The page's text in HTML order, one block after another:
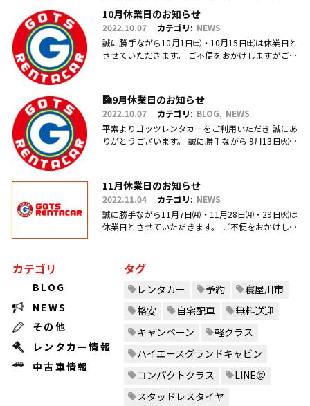
りがとうございます(.....
10月休業日のお知らせ
2022.10.07 カテゴリ: NEWS
誠に勝手ながら10月1日㈯・10月15日㈯は休業日と
させていただきます。 ご不便をおかけしますがご理
🎑9月休業日のお知らせ
2022.10.07 カテゴリ: BLOG
NEWS
平素よりゴッツレンタカーをご利用いただき 誠にあ
りがとうございます。 誠に勝手ながら 9月13日㈫・
11月休業日のお知らせ
2022.11.04 カテゴリ: NEWS
誠に勝手ながら11月7日㈪・11月28日㈪・29日㈫は
休業日とさせていただきます。 ご不便をおかけしま
カテゴリ
BLOG
NEWS
その他
レンタカー情報
中古車情報
タグ
レンタカー 予約
寝屋川市
格安
自宅配車
無料送迎
キャンペーン
軽クラス
ハイエースグランドキャビン
コンパクトクラス
LINE＠
スタッドレスタイヤ